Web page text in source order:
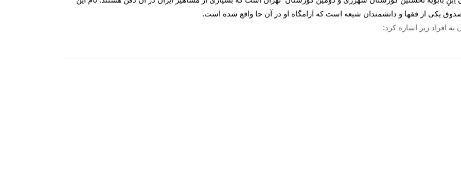
یکی از فقها و دانشمندان شیعه است که آرامگاه او در آن جا واقع شده‌ است.
افراد زیر اشاره کرد: